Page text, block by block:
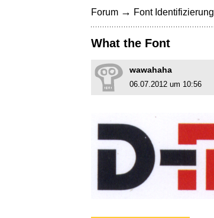
Forum → Font Identifizierung
What the Font
wawahaha
06.07.2012 um 10:56